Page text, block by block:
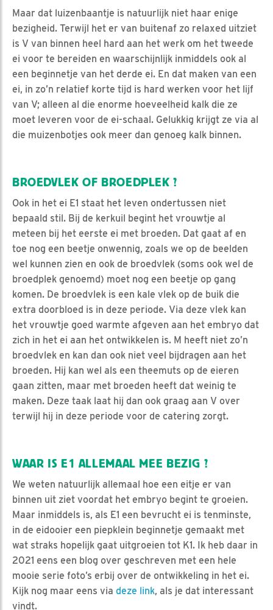
Maar dat luizenbaantje is natuurlijk niet haar enige
bezigheid. Terwijl het er van buitenaf zo relaxed uitziet
is V van binnen heel hard aan het werk om het tweede
ei voor te bereiden en waarschijnlijk inmiddels ook al
een beginnetje van het derde ei. En dat maken van een
ei, in zo’n relatief korte tijd is hard werken voor het lijf
van V; alleen al die enorme hoeveelheid kalk die ze
moet leveren voor de ei-schaal. Gelukkig krijgt ze via al
die muizenbotjes ook meer dan genoeg kalk binnen.
BROEDVLEK OF BROEDPLEK ?
Ook in het ei E1 staat het leven ondertussen niet
bepaald stil. Bij de kerkuil begint het vrouwtje al
meteen bij het eerste ei met broeden. Dat gaat af en
toe nog een beetje onwennig, zoals we op de beelden
wel kunnen zien en ook de broedvlek (soms ook wel de
broedplek genoemd) moet nog een beetje op gang
komen. De broedvlek is een kale vlek op de buik die
extra doorbloed is in deze periode. Via deze vlek kan
het vrouwtje goed warmte afgeven aan het embryo dat
zich in het ei aan het ontwikkelen is. M heeft niet zo’n
broedvlek en kan dan ook niet veel bijdragen aan het
broeden. Hij kan wel als een theemuts op de eieren
gaan zitten, maar met broeden heeft dat weinig te
maken. Deze taak laat hij dan ook graag aan V over
terwijl hij in deze periode voor de catering zorgt.
WAAR IS E1 ALLEMAAL MEE BEZIG ?
We weten natuurlijk allemaal hoe een eitje er van
binnen uit ziet voordat het embryo begint te groeien.
Maar inmiddels is, als E1 een bevrucht ei is tenminste,
in de eidooier een piepklein beginnetje gemaakt met
wat straks hopelijk gaat uitgroeien tot K1. Ik heb daar in
2021 eens een blog over geschreven met een hele
mooie serie foto’s erbij over de ontwikkeling in het ei.
Kijk nog maar eens via deze link, als je dat interessant
vindt.